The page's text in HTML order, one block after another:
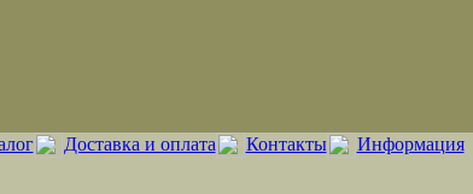
Доставка и оплата Контакты Информация